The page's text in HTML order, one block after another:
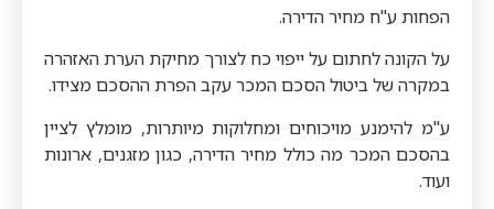
הפחות ע"ח מחיר הדירה.
על הקונה לחתום על ייפוי כח לצורך מחיקת הערת האזהרה
במקרה של ביטול הסכם המכר עקב הפרת ההסכם מצידו.
ע"מ להימנע מויכוחים ומחלוקות מיותרות, מומלץ לציין
בהסכם המכר מה כולל מחיר הדירה, כגון מזגנים, ארונות
ועוד.